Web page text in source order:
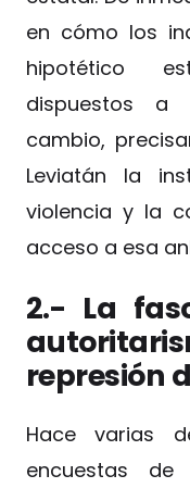
en cómo los
hipotético
dispuestos
cambio,
Leviatán la
violencia y la
acceso a esa
2.- La
represión
Hace varias
encuestas